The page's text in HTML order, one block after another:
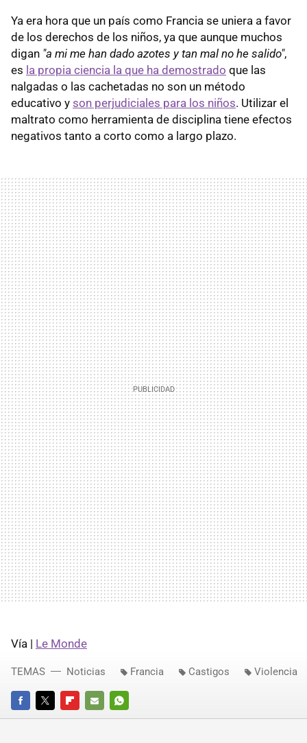
Ya era hora que un país como Francia se uniera a favor
de los derechos de los niños, ya que aunque muchos
digan "a mi me han dado azotes y tan mal no he salido",
es la propia ciencia la que ha demostrado que las
nalgadas o las cachetadas no son un método
educativo y son perjudiciales para los niños. Utilizar el
maltrato como herramienta de disciplina tiene efectos
negativos tanto a corto como a largo plazo.
Vía | Le Monde
FACEBOOKTWITTERFLIPBOARD
E-
WHATSAPP
TEMAS Noticias Francia Castigos Violencia